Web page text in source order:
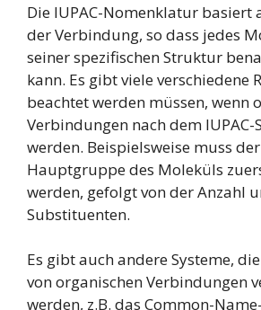
Die IUPAC-Nomenklatur
der Verbindung, so dass jedes
seiner spezifischen Struktur
kann. Es gibt viele verschiedene
beachtet werden müssen, wenn
Verbindungen nach dem
werden. Beispielsweise muss
Hauptgruppe des Moleküls
werden, gefolgt von der Anzahl
Substituenten.
Es gibt auch andere Systeme,
von organischen Verbindungen
werden, z.B. das Common-